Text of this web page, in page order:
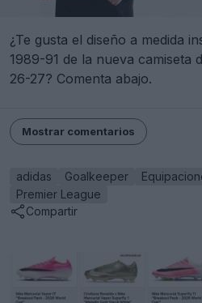
¿Te gusta el diseño a medida
1989-91 de la nueva camiseta
26-27? Comenta abajo.
Mostrar comentarios
adidas Goalkeeper
Premier League
Compartir